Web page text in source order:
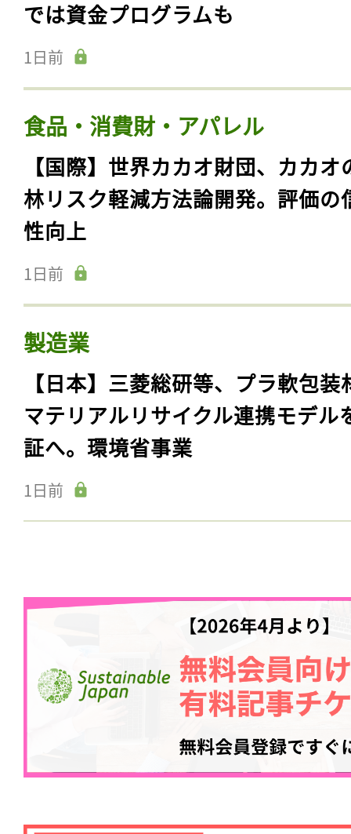
では資金プログラムも
1日前
食品・消費財・アパレル
【国際】世界カカオ財団、カカオ
林リスク軽減方法論開発。評価の
性向上
1日前
製造業
【日本】三菱総研等、プラ軟包装
マテリアルリサイクル連携モデル
証へ。環境省事業
1日前